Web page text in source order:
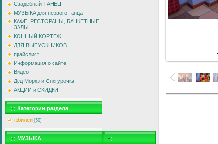
Свадебный ТАНЕЦ
МУЗЫКА для первого танца
КАФЕ, РЕСТОРАНЫ, БАНКЕТНЫЕ
ЗАЛЫ
КОННЫЙ КОРТЕЖ
ДЛЯ ВЫПУСКНИКОВ
прайслист
Информация о сайте
Видео
Дед Мороз и Снегурочка
АКЦИИ и СКИДКИ
Категории раздела
юбилеи [50]
МУЗЫКА